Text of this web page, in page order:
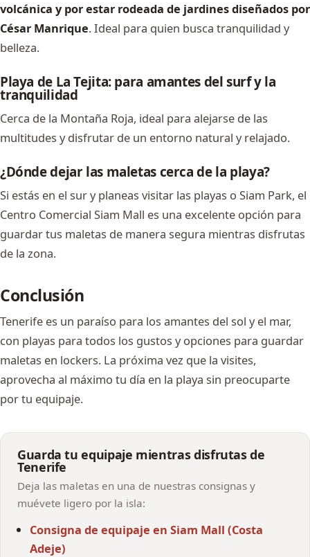
volcánica y por estar rodeada de jardines diseñados por
César Manrique. Ideal para quien busca tranquilidad y
belleza.
Playa de La Tejita: para amantes del surf y la
tranquilidad
Cerca de la Montaña Roja, ideal para alejarse de las
multitudes y disfrutar de un entorno natural y relajado.
¿Dónde dejar las maletas cerca de la playa?
Si estás en el sur y planeas visitar las playas o Siam Park, el
Centro Comercial Siam Mall es una excelente opción para
guardar tus maletas de manera segura mientras disfrutas
de la zona.
Conclusión
Tenerife es un paraíso para los amantes del sol y el mar,
con playas para todos los gustos y opciones para guardar
maletas en lockers. La próxima vez que la visites,
aprovecha al máximo tu día en la playa sin preocuparte
por tu equipaje.
Guarda tu equipaje mientras disfrutas de
Tenerife
Deja las maletas en una de nuestras consignas y
muévete ligero por la isla:
Consigna de equipaje en Siam Mall (Costa
Adeje)